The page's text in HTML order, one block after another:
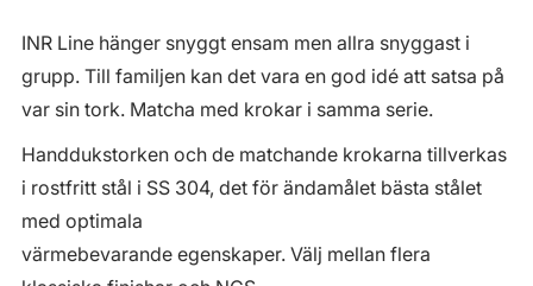
INR Line hänger snyggt ensam men allra snyggast i
grupp. Till familjen kan det vara en god idé att satsa på
var sin tork. Matcha med krokar i samma serie.
Handdukstorken och de matchande krokarna tillverkas
i rostfritt stål i SS 304, det för ändamålet bästa stålet
med optimala
värmebevarande egenskaper. Välj mellan flera